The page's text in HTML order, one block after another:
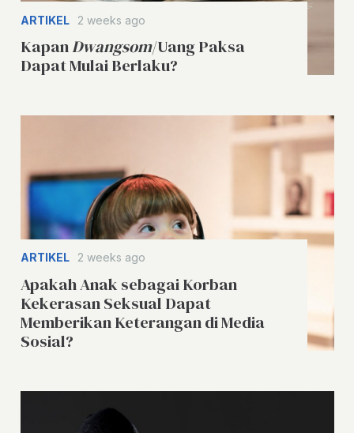
ARTIKEL 2 weeks ago
KapanDwangsom/Uang Paksa
Dapat Mulai Berlaku?
ARTIKEL 2 weeks ago
Apakah Anak sebagai Korban
Kekerasan Seksual Dapat
Memberikan Keterangan di Media
Sosial?